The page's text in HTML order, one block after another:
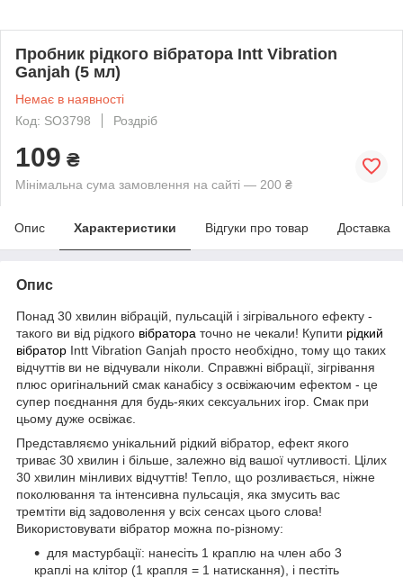
Пробник рідкого вібратора Intt Vibration
Ganjah (5 мл)
Немає в наявності
Код: SO3798
Роздріб
109 ₴
Мінімальна сума замовлення на сайті — 200 ₴
Опис Характеристики Відгуки про товар Доставка
Опис
Понад 30 хвилин вібрацій, пульсацій і зігрівального ефекту -
такого ви від рідкого вібратора точно не чекали! Купити рідкий
вібратор Intt Vibration Ganjah просто необхідно, тому що таких
відчуттів ви не відчували ніколи. Справжні вібрації, зігрівання
плюс оригінальний смак канабісу з освіжаючим ефектом - це
супер поєднання для будь-яких сексуальних ігор. Смак при
цьому дуже освіжає.
Представляємо унікальний рідкий вібратор, ефект якого
триває 30 хвилин і більше, залежно від вашої чутливості. Цілих
30 хвилин мінливих відчуттів! Тепло, що розливається, ніжне
поколювання та інтенсивна пульсація, яка змусить вас
тремтіти від задоволення у всіх сенсах цього слова!
Використовувати вібратор можна по-різному:
для мастурбації: нанесіть 1 краплю на член або 3
краплі на клітор (1 крапля = 1 натискання), і пестіть